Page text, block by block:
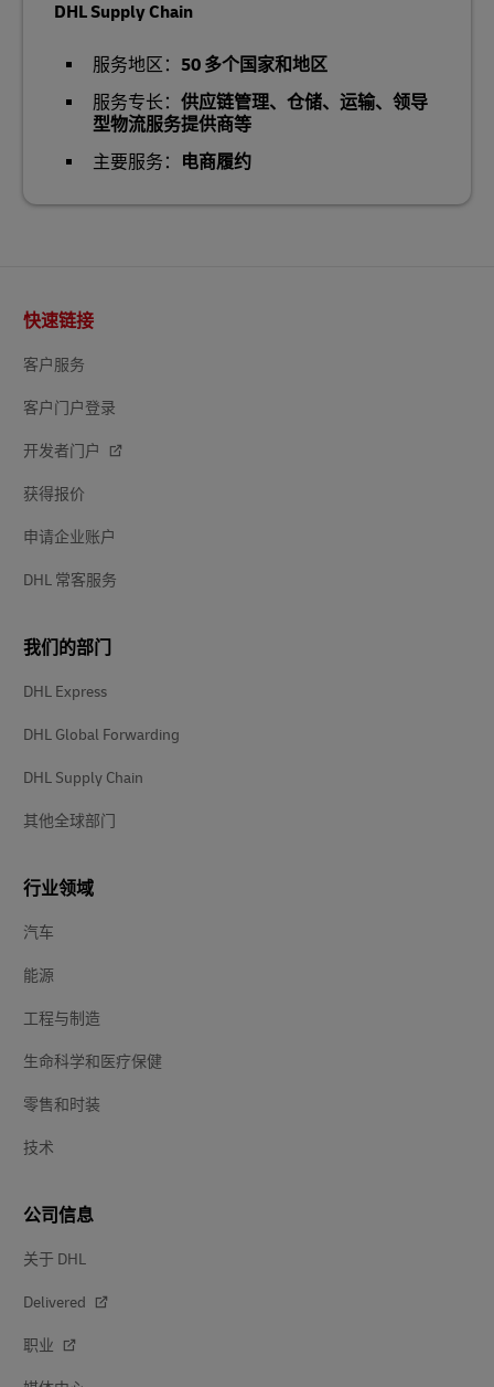
DHL Supply Chain
服务地区： 50 多个国家和地区
服务专长： 供应链管理、仓储、运输、领导
型物流服务提供商等
主要服务： 电商履约
页
脚
快速链接
客户服务
客户门户登录
开发者门户
获得报价
申请企业账户
DHL 常客服务
我们的部门
DHL Express
DHL Global Forwarding
DHL Supply Chain
其他全球部门
行业领域
汽车
能源
工程与制造
生命科学和医疗保健
零售和时装
技术
公司信息
关于 DHL
Delivered
职业